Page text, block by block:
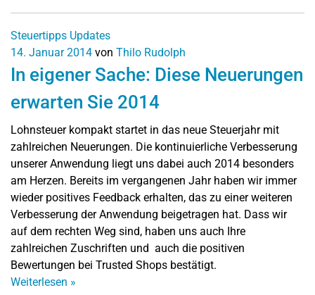
Steuertipps Updates
14. Januar 2014 von Thilo Rudolph
In eigener Sache: Diese Neuerungen
erwarten Sie 2014
Lohnsteuer kompakt startet in das neue Steuerjahr mit
zahlreichen Neuerungen. Die kontinuierliche Verbesserung
unserer Anwendung liegt uns dabei auch 2014 besonders
am Herzen. Bereits im vergangenen Jahr haben wir immer
wieder positives Feedback erhalten, das zu einer weiteren
Verbesserung der Anwendung beigetragen hat. Dass wir
auf dem rechten Weg sind, haben uns auch Ihre
zahlreichen Zuschriften und auch die positiven
Bewertungen bei Trusted Shops bestätigt.
Weiterlesen »